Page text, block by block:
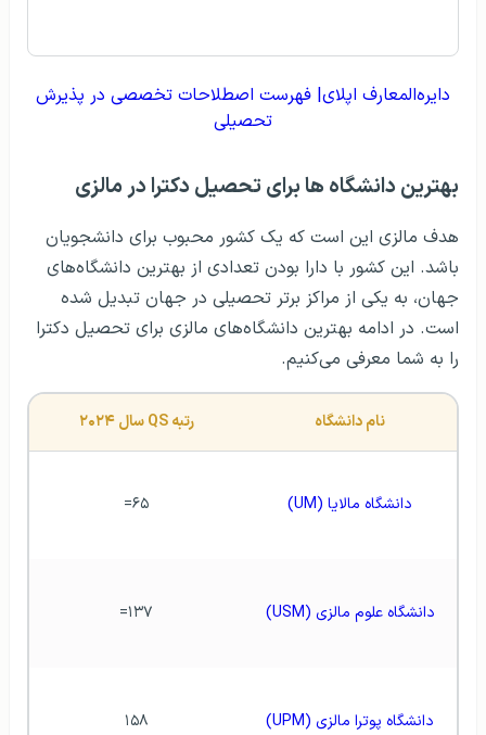
دایره‌المعارف اپلای| فهرست اصطلاحات تخصصی در پذیرش
تحصیلی
بهترین دانشگاه‌ ها برای تحصیل دکترا در مالزی
هدف مالزی این است که یک کشور محبوب برای دانشجویان
باشد. این کشور با دارا بودن تعدادی از بهترین دانشگاه‌های
جهان، به یکی از مراکز برتر تحصیلی در جهان تبدیل شده
است. در ادامه بهترین دانشگاه‌های مالزی برای تحصیل دکترا
را به شما معرفی می‌کنیم.
نام دانشگاه رتبه QS سال ۲۰۲۴
دانشگاه مالایا (UM) ۶۵=
دانشگاه علوم مالزی (USM) ۱۳۷=
دانشگاه پوترا مالزی (UPM) ۱۵۸